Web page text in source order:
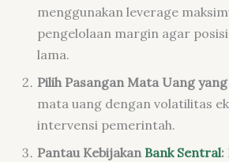
menggunakan leverage
pengelolaan margin agar
lama.
Pilih Pasangan Mata Uang
mata uang dengan volatilitas
intervensi pemerintah.
Pantau Kebijakan Bank Sentral: